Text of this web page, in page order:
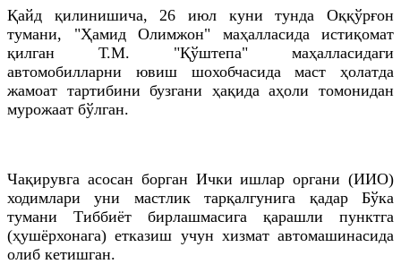
Қайд қилинишича, 26 июл куни тунда Оққўрғон
тумани, "Ҳамид Олимжон" маҳалласида истиқомат
қилган Т.М. "Қўштепа" маҳалласидаги
автомобилларни ювиш шохобчасида маст ҳолатда
жамоат тартибини бузгани ҳақида аҳоли томонидан
мурожаат бўлган.
Чақирувга асосан борган Ички ишлар органи (ИИО)
ходимлари уни мастлик тарқалгунига қадар Бўка
тумани Тиббиёт бирлашмасига қарашли пунктга
(ҳушёрхонага) етказиш учун хизмат автомашинасида
олиб кетишган.